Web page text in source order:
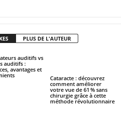
PLUS DE L'AUTEUR
auditifs vs
auditifs :
avantages et
Cataracte : découvrez
comment améliorer
votre vue de 61 % sans
chirurgie grâce à cette
méthode révolutionnaire